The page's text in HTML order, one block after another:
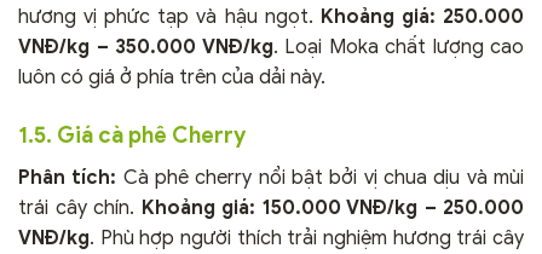
hương vị phức tạp và hậu ngọt. Khoảng giá: 250.000
VNĐ/kg – 350.000 VNĐ/kg. Loại Moka chất lượng cao
luôn có giá ở phía trên của dải này.
1.5. Giá cà phê Cherry
Phân tích: Cà phê cherry nổi bật bởi vị chua dịu và mùi
trái cây chín. Khoảng giá: 150.000 VNĐ/kg – 250.000
VNĐ/kg. Phù hợp người thích trải nghiệm hương trái cây